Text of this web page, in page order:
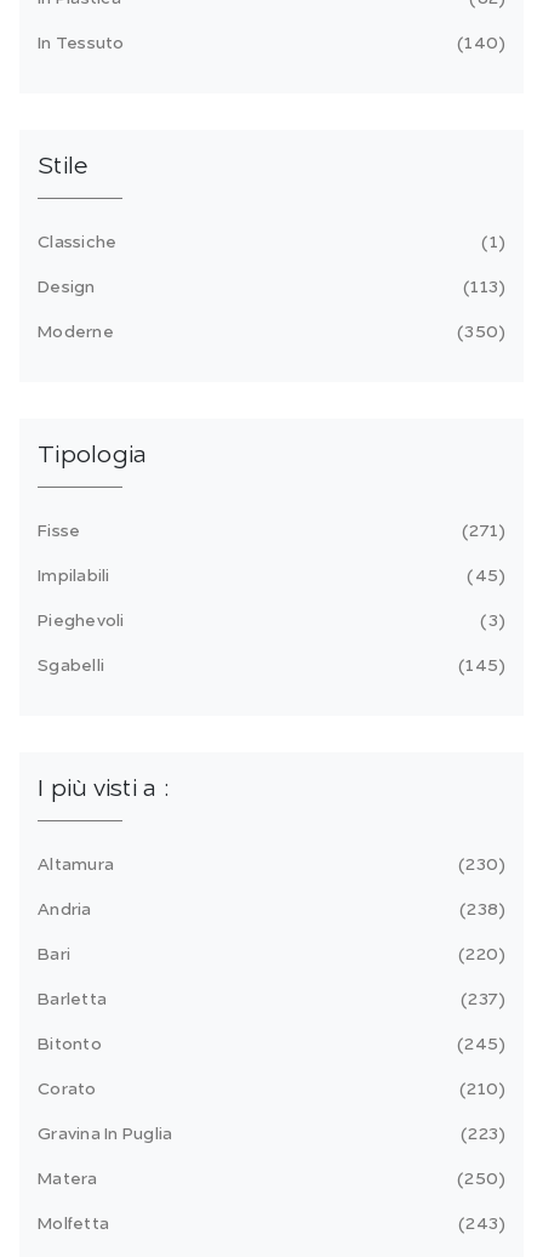
In Tessuto 140
Stile
Classiche 1
Design 113
Moderne 350
Tipologia
Fisse 271
Impilabili 45
Pieghevoli 3
Sgabelli 145
I più visti a :
Altamura 230
Andria 238
Bari 220
Barletta 237
Bitonto 245
Corato 210
Gravina In Puglia 223
Matera 250
Molfetta 243